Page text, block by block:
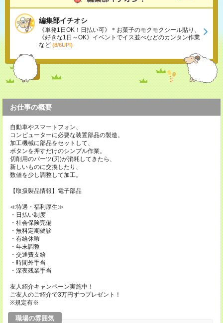
編集部イチオシ
《単発1日OK！日払い可》＊お菓子のモクモクシール貼り、
《好きな1日～OK》イベントでイス並べなどのカンタン作業
など (8/6UP!)
お仕事の概要
自動車やスマートフォン、
コンピューターに必要な装置部品の製造。
加工機械に部品をセットして、
ボタンを押すだけのシンプル作業。
切削用のパーツ(刃)が消耗してきたら、
新しいものに交換したり、
数値を少し調整して加工。
【取扱製品情報】電子部品
≪待遇・福利厚生≫
・日払い制度
・社会保険完備
・無料定期健診
・有給休暇
・年末調整
・交通費支給
・時間外手当
・深夜残業手当
友人紹介キャンペーン実施中！
ご友人のご紹介で3万円ずつプレゼント！
※規定有※
職場の雰囲気